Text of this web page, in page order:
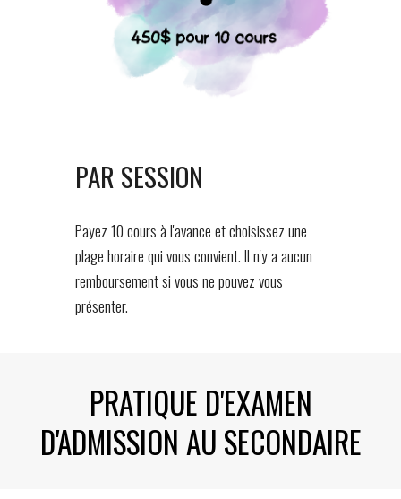
PAR SESSION
Payez 10 cours à l'avance et choisissez une
plage horaire qui vous convient. Il n'y a aucun
remboursement si vous ne pouvez vous
présenter.
PRATIQUE D'EXAMEN
D'ADMISSION AU SECONDAIRE